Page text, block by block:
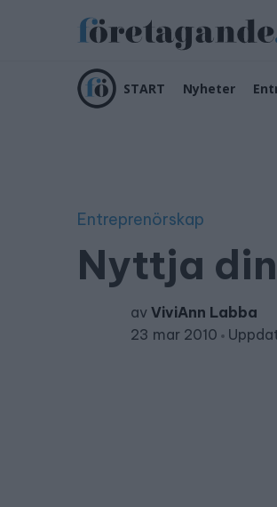
START Nyheter
Entreprenörskap
Nyttja
av ViviAnn Labba
23 mar 2010